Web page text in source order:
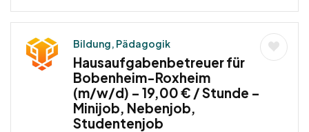
Bildung, Pädagogik
Hausaufgabenbetreuer für
Bobenheim-Roxheim
(m/w/d) – 19,00 € / Stunde –
Minijob, Nebenjob,
Studentenjob